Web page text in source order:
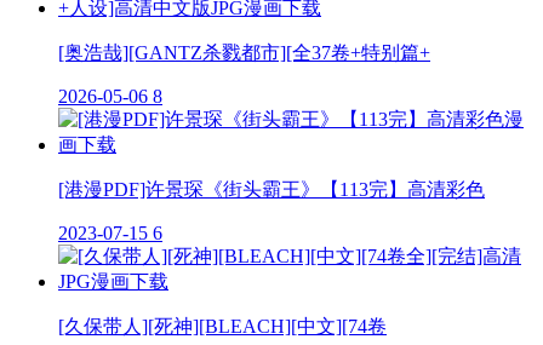
[奥浩哉][GANTZ杀戮都市][全37卷+特别篇+
2026-05-06 8
[港漫PDF]许景琛《街头霸王》【113完】高清彩色
2023-07-15 6
[久保带人][死神][BLEACH][中文][74卷